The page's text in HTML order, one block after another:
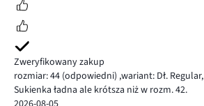
Zweryfikowany zakup
rozmiar: 44 (odpowiedni) ,wariant: Dł. Regular,
Sukienka ładna ale krótsza niż w rozm. 42.